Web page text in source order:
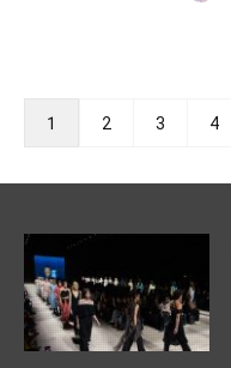
1 2 3 4